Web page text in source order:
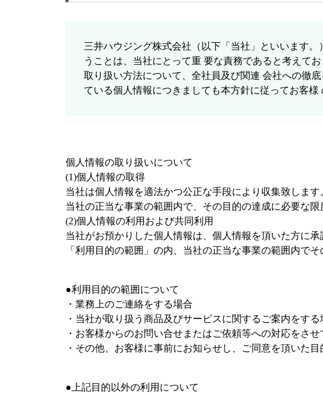
三井ハウジング株式会社（以下「当社」といいます
うことは、当社にとって重 要な責務であると考えて
取り扱い方法について、全社員及び関連 会社への徹
ている個人情報につきましても本方針に従ってお客様
個人情報の取り扱いについて
(1)個人情報の取得
当社は個人情報を適法かつ公正な手段により収集致しま
当社の正当な事業の範囲内で、その目的の達成に必要な限
(2)個人情報の利用および共同利用
当社がお預かりした個人情報は、個人情報を頂いた方に
「利用目的の範囲」の内、当社の正当な事業の範囲内で
●利用目的の範囲について
・業務上のご連絡をする場合
・当社が取り扱う商品及びサービスに関するご案内をする
・お客様からのお問い合せまたはご依頼等への対応をさせ
・その他、お客様に事前にお知らせし、ご同意を頂いた目
●上記目的以外の利用について